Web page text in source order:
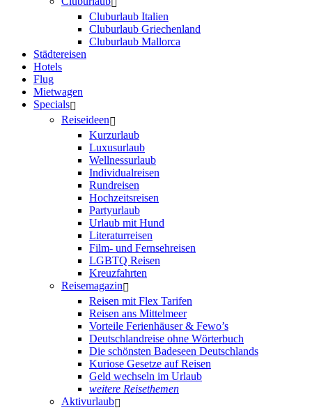
Cluburlaub Italien
Cluburlaub Griechenland
Cluburlaub Mallorca
Städtereisen
Hotels
Flug
Mietwagen
Specials
Reiseideen
Kurzurlaub
Luxusurlaub
Wellnessurlaub
Individualreisen
Rundreisen
Hochzeitsreisen
Partyurlaub
Urlaub mit Hund
Literaturreisen
Film- und Fernsehreisen
LGBTQ Reisen
Kreuzfahrten
Reisemagazin
Reisen mit Flex Tarifen
Reisen ans Mittelmeer
Vorteile Ferienhäuser & Fewo’s
Deutschlandreise ohne Wörterbuch
Die schönsten Badeseen Deutschlands
Kuriose Gesetze auf Reisen
Geld wechseln im Urlaub
weitere Reisethemen
Aktivurlaub